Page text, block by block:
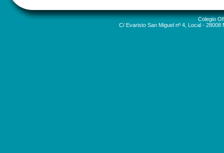
Colegio
C/ Evaristo San Miguel nº 4, Local -